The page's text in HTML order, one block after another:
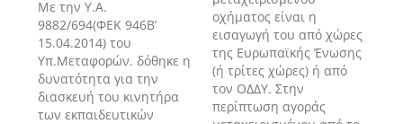
Με την Υ.Α.
9882/694(ΦΕΚ 946Β’
15.04.2014) του
Υπ.Μεταφορών. δόθηκε η
δυνατότητα για την
διασκευή του κινητήρα
των εκπαιδευτικών
οχήματος είναι η
εισαγωγή του από χώρες
της Ευρωπαϊκής Ένωσης
(ή τρίτες χώρες) ή από
τον ΟΔΔΥ. Στην
περίπτωση αγοράς